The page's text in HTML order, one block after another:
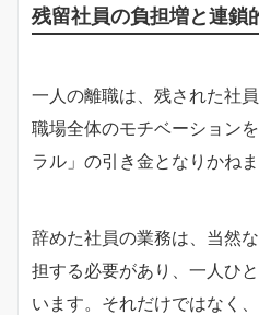
残留社員の負担増と連鎖
一人の離職は、残された社
職場全体のモチベーション
ラル」の引き金となりかねま
辞めた社員の業務は、当然
担する必要があり、一人ひ
います。それだけではなく